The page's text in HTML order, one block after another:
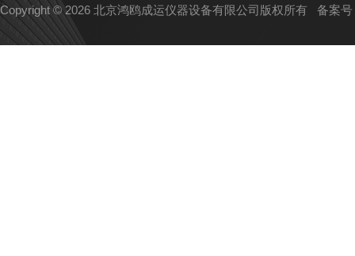
Copyright © 2026 北京鸿鸥成运仪器设备有限公司版权所有 备案号